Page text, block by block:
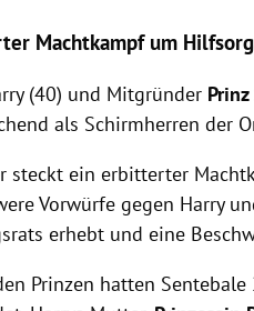
Machtkampf um
(40) und Mitgründer
als Schirmherren der
steckt ein erbitterter
Vorwürfe gegen Harry
erhebt und eine
Prinzen hatten